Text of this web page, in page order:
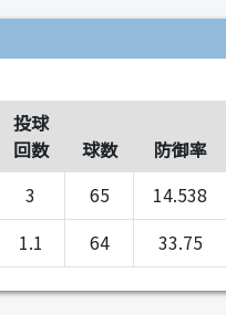
投球
回数
球数 防御率
3 65 14.538
1.1 64 33.75